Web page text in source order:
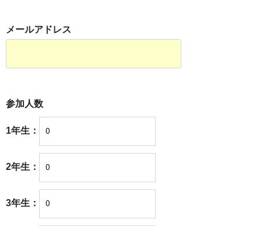
メールアドレス
参加人数
1年生：
2年生：
3年生：